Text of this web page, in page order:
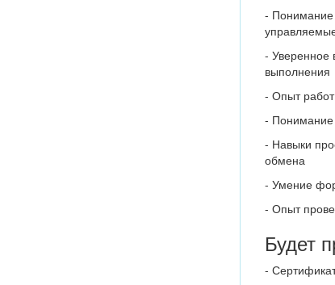
- Понимание
- Уверенное
выполнения
- Опыт
- Понимание
- Навыки
обмена
- Умение
- Опыт
Будет
-